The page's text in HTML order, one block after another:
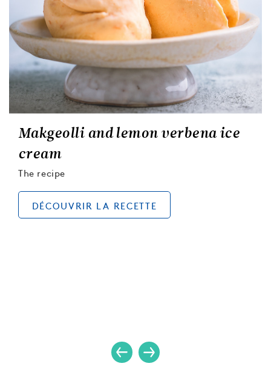
Makgeolli and lemon verbena ice
cream
The recipe
DÉCOUVRIR LA RECETTE